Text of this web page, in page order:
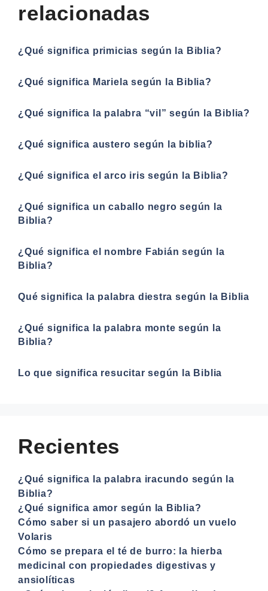
relacionadas
¿Qué significa primicias según la Biblia?
¿Qué significa Mariela según la Biblia?
¿Qué significa la palabra “vil” según la Biblia?
¿Qué significa austero según la biblia?
¿Qué significa el arco iris según la Biblia?
¿Qué significa un caballo negro según la
Biblia?
¿Qué significa el nombre Fabián según la
Biblia?
Qué significa la palabra diestra según la Biblia
¿Qué significa la palabra monte según la
Biblia?
Lo que significa resucitar según la Biblia
Recientes
¿Qué significa la palabra iracundo según la
Biblia?
¿Qué significa amor según la Biblia?
Cómo saber si un pasajero abordó un vuelo
Volaris
Cómo se prepara el té de burro: la hierba
medicinal con propiedades digestivas y
ansiolíticas